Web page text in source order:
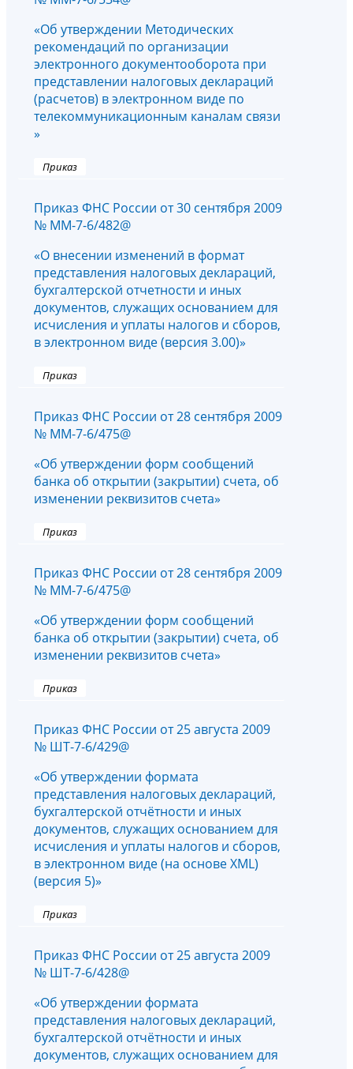
«Об утверждении Методических
рекомендаций по организации
электронного документооборота при
представлении налоговых деклараций
(расчетов) в электронном виде по
телекоммуникационным каналам связи
»
Приказ
Приказ ФНС России от 30 сентября 2009
№ ММ-7-6/482@
«О внесении изменений в формат
представления налоговых деклараций,
бухгалтерской отчетности и иных
документов, служащих основанием для
исчисления и уплаты налогов и сборов,
в электронном виде (версия 3.00)»
Приказ
Приказ ФНС России от 28 сентября 2009
№ ММ-7-6/475@
«Об утверждении форм сообщений
банка об открытии (закрытии) счета, об
изменении реквизитов счета»
Приказ
Приказ ФНС России от 28 сентября 2009
№ ММ-7-6/475@
«Об утверждении форм сообщений
банка об открытии (закрытии) счета, об
изменении реквизитов счета»
Приказ
Приказ ФНС России от 25 августа 2009
№ ШТ-7-6/429@
«Об утверждении формата
представления налоговых деклараций,
бухгалтерской отчётности и иных
документов, служащих основанием для
исчисления и уплаты налогов и сборов,
в электронном виде (на основе XML)
(версия 5)»
Приказ
Приказ ФНС России от 25 августа 2009
№ ШТ-7-6/428@
«Об утверждении формата
представления налоговых деклараций,
бухгалтерской отчётности и иных
документов, служащих основанием для